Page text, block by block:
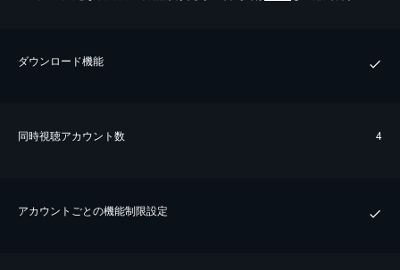
ダウンロード機能
同時視聴アカウント数 4
アカウントごとの機能制限設定